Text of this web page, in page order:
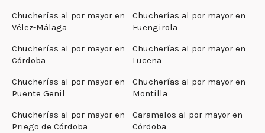
Chucherías al por mayor en
Vélez-Málaga
Chucherías al por mayor en
Fuengirola
Chucherías al por mayor en
Córdoba
Chucherías al por mayor en
Lucena
Chucherías al por mayor en
Puente Genil
Chucherías al por mayor en
Montilla
Chucherías al por mayor en
Priego de Córdoba
Caramelos al por mayor en
Córdoba